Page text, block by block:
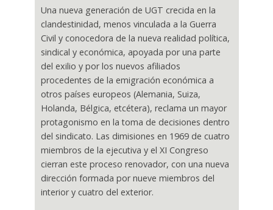
Una nueva generación de UGT crecida en la
clandestinidad, menos vinculada a la Guerra
Civil y conocedora de la nueva realidad política,
sindical y económica, apoyada por una parte
del exilio y por los nuevos afiliados
procedentes de la emigración económica a
otros países europeos (Alemania, Suiza,
Holanda, Bélgica, etcétera), reclama un mayor
protagonismo en la toma de decisiones dentro
del sindicato. Las dimisiones en 1969 de cuatro
miembros de la ejecutiva y el XI Congreso
cierran este proceso renovador, con una nueva
dirección formada por nueve miembros del
interior y cuatro del exterior.